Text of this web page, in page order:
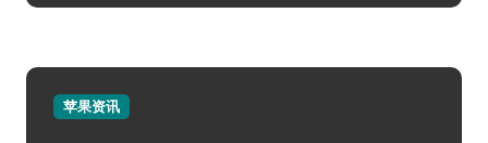
苹果资讯